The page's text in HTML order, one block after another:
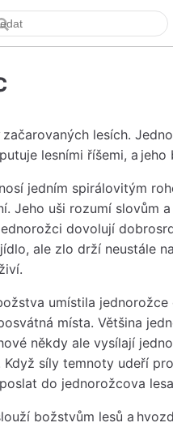
lesích.
lesními říšemi, a
jedním spirálovitým
Jeho uši rozumí slovům
dovolují
ale zlo drží neustále
umístila
místa. Většina
někdy ale vysílají
síly temnoty udeří
do jednorožcova
božstvům lesů a